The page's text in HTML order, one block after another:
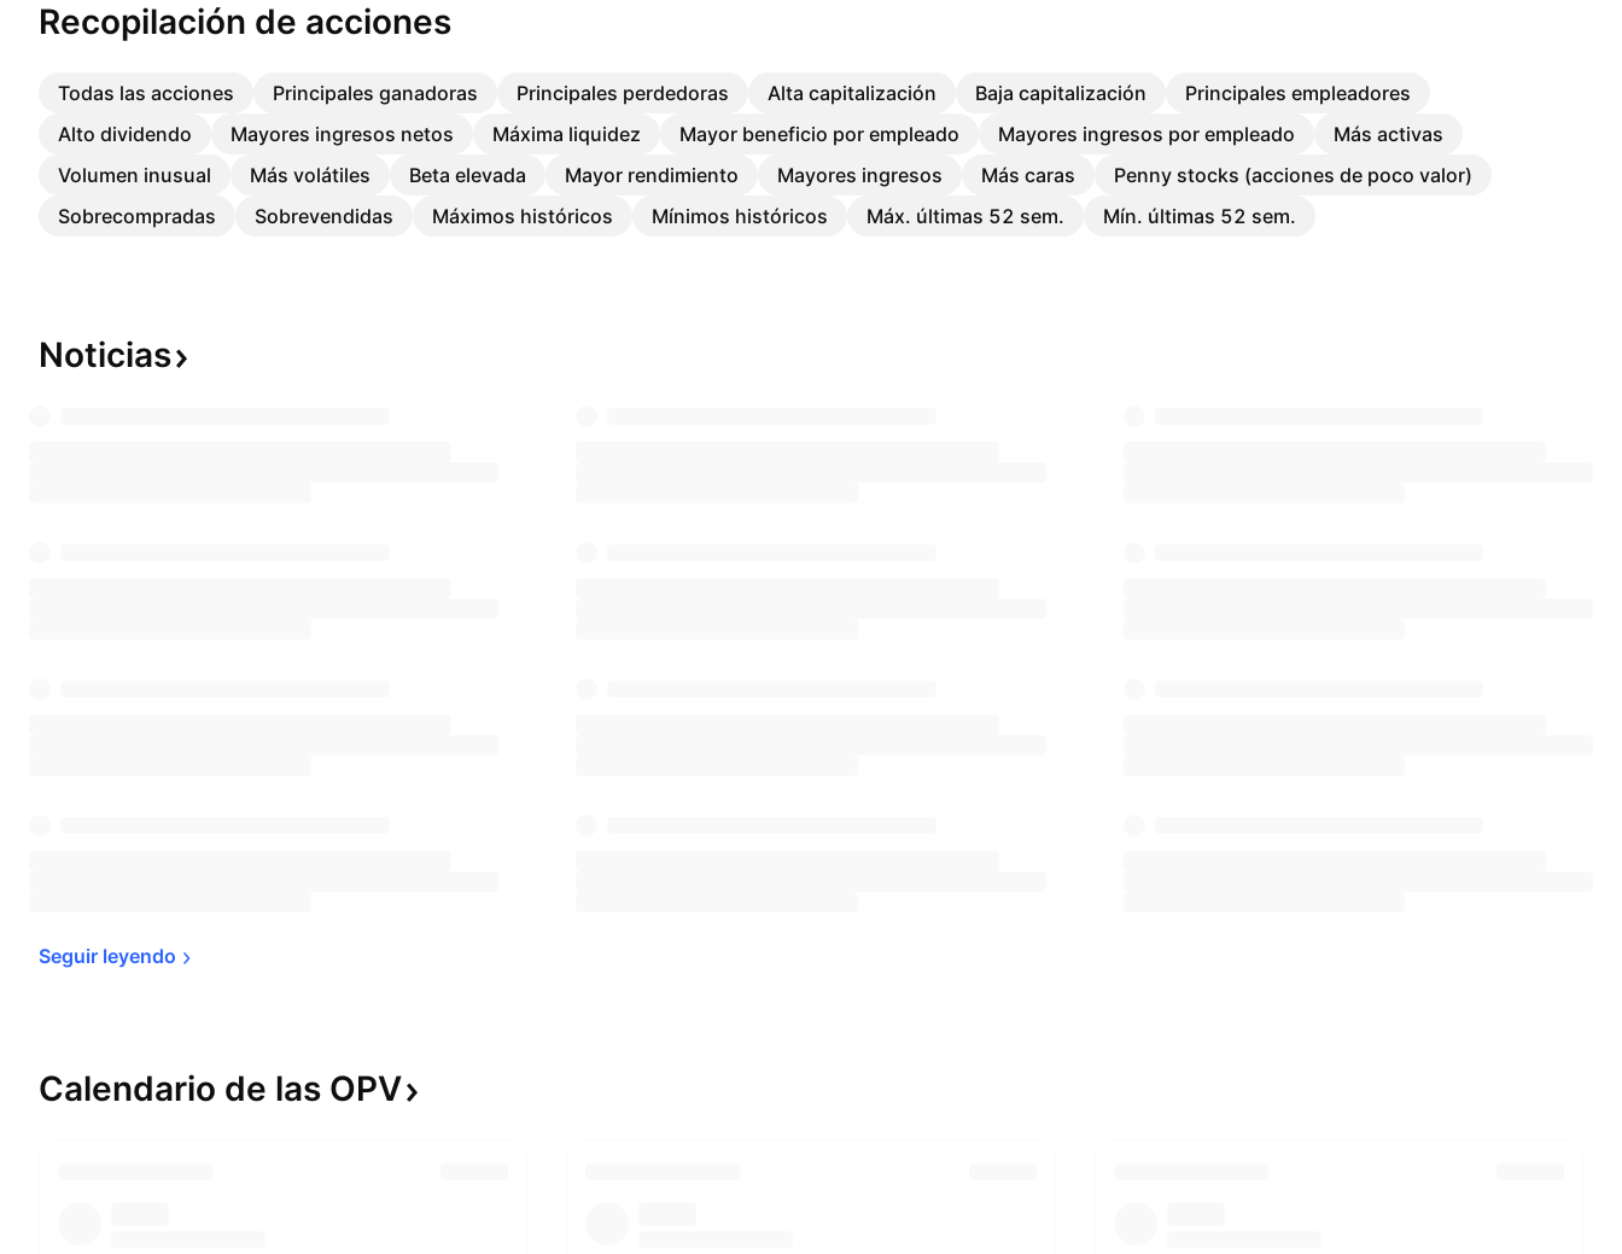
Recopilación de acciones
Todas las acciones Principales ganadoras Principales perdedoras Alta capitalización Baja capitalización
Principales empleadores
Alto dividendo
Mayores ingresos netos Máxima liquidez Mayor beneficio por empleado Mayores ingresos por empleado
Más activas
Volumen inusual
Más volátiles Beta elevada Mayor rendimiento Mayores ingresos Más caras
Penny stocks (acciones de poco valor)
Sobrecompradas
Sobrevendidas Máximos históricos Mínimos históricos Máx. últimas 52 sem. Mín. últimas 52 sem.
Noticias
Seguir leyendo
Calendario de las OPV